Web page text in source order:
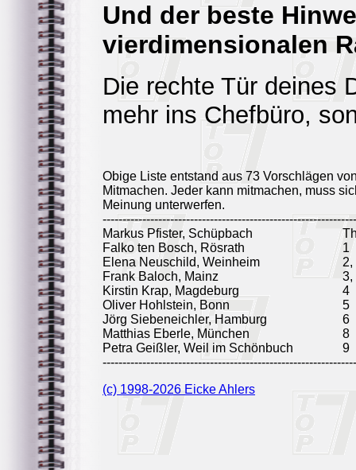
Und der beste
vierdimensionalen
Die rechte Tür deines
mehr ins Chefbüro,
Obige Liste entstand aus 73 Vorschlägen
Mitmachen. Jeder kann mitmachen, muss
Meinung unterwerfen.
Markus Pfister, Schüpbach
Falko ten Bosch, Rösrath
1
Elena Neuschild, Weinheim
2,
Frank Baloch, Mainz
3,
Kirstin Krap, Magdeburg
4
Oliver Hohlstein, Bonn
5
Jörg Siebeneichler, Hamburg
6
Matthias Eberle, München
8
Petra Geißler, Weil im Schönbuch
9
(c) 1998-2026 Eicke Ahlers